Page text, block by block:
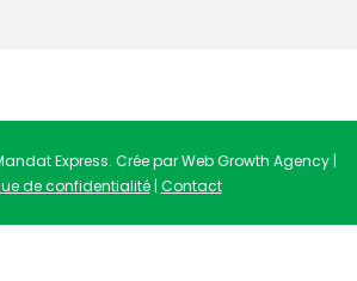
Express. Crée par Web Growth Agency |
de confidentialité| Contact